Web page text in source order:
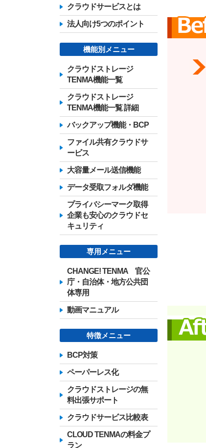
クラウドサービスとは
法人向け5つのポイント
機能別メニュー
クラウドストレージ
TENMA機能一覧
クラウドストレージ
TENMA機能一覧 詳細
バックアップ機能・BCP
ファイル共有クラウドサ
ービス
大容量メール送信機能
データ受取フォルダ機能
プライバシーマーク取得
企業も安心のクラウドセ
キュリティ
専用メニュー
CHANGE! TENMA 官公
庁・自治体・地方公共団
体専用
動画マニュアル
特徴メニュー
BCP対策
ペーパーレス化
クラウドストレージの無
料出張サポート
クラウドサービス比較表
CLOUD TENMAの料金プ
ラン